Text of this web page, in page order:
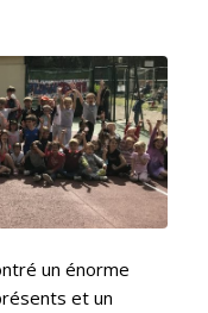
un énorme
et un